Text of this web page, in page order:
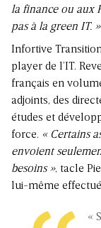
la finance ou aux
pas à la green IT. »
Infortive
player de l’IT.
français en
adjoints, des
études et
force. « Certains
envoient
besoins », tacle
lui-même
«